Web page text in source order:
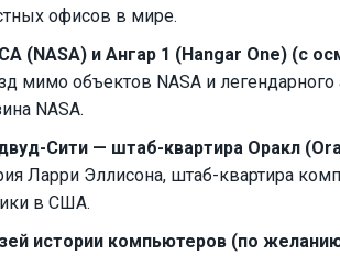
офисов в мире.
(NASA) и Ангар 1 (Hangar One) (с
мимо объектов NASA и
NASA.
Сити — штаб-квартира Оракл
Ларри Эллисона, штаб-квартира
в США.
истории компьютеров (по